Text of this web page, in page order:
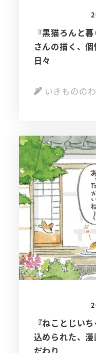
『黒猫ろんと
さんの描く、
日々
いきものの
『ねことじい
込められた、
だわり